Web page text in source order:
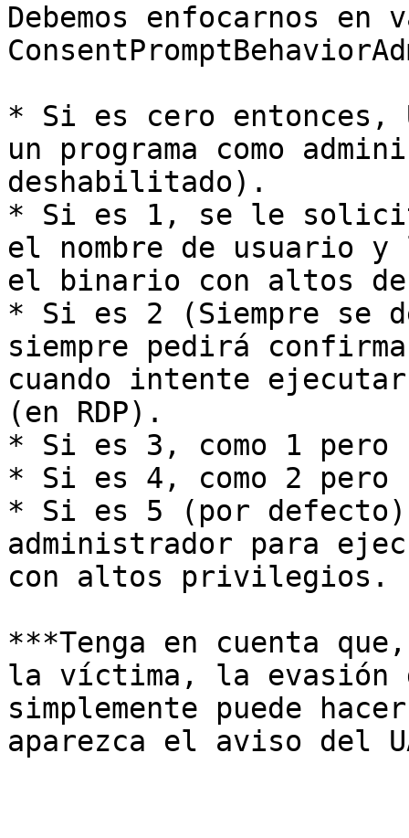
Debemos enfocarnos
* Si es cero
un programa como
deshabilitado).
* Si es 1, se le
el nombre de usuario
el binario con altos
* Si es 2 (Siempre se
siempre pedirá
cuando intente
(en RDP).
* Si es 3, como 1 pero
* Si es 4, como 2 pero
* Si es 5 (por
administrador para
con altos privilegios.
***Tenga en cuenta
la víctima, la evasión
simplemente puede